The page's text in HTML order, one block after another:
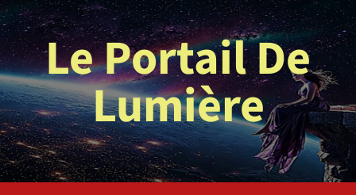
Aller
au
contenuLe Portail De
Lumière